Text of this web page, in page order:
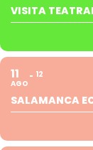
VISITA
11
AGO
12
SALAMANCA